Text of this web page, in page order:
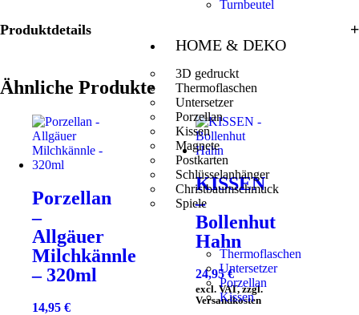
Turnbeutel
HOME & DEKO
3D gedruckt
Thermoflaschen
Untersetzer
Porzellan
Kissen
Magnete
Postkarten
Schlüsselanhänger
Christbaumschmuck
Spiele
Thermoflaschen
Untersetzer
Porzellan
Kissen
Produktdetails
Ähnliche Produkte
Porzellan
–
Allgäuer
Milchkännle
– 320ml
14,95 €
KISSEN
–
Bollenhut
Hahn
24,95€
excl. VAT, zzgl.
Versandkosten